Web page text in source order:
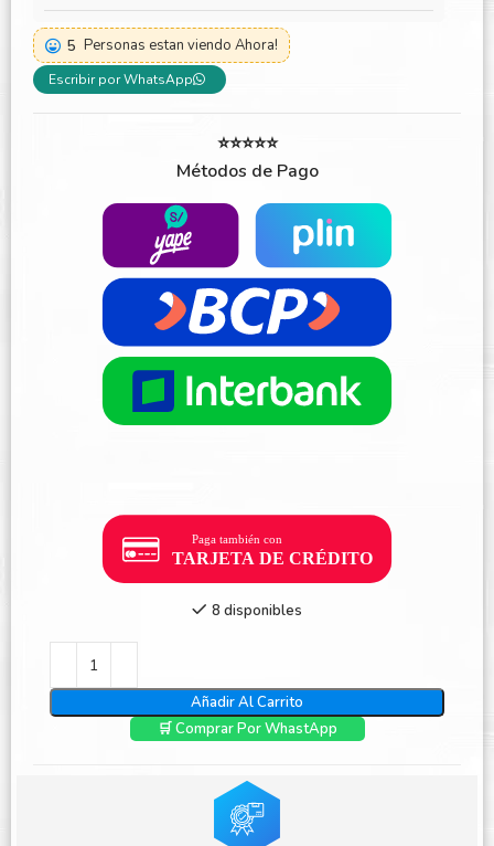
5 Personas estan viendo Ahora!
Escribir por WhatsApp
⭐⭐⭐⭐⭐
Métodos de Pago
8 disponibles
Añadir Al Carrito
🛒 Comprar Por WhastApp